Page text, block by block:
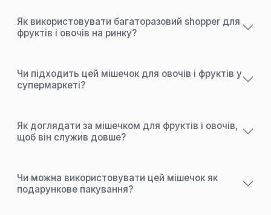
Як використовувати багаторазовий shopper для
фруктів і овочів на ринку?
Чи підходить цей мішечок для овочів і фруктів у
супермаркеті?
Як доглядати за мішечком для фруктів і овочів,
щоб він служив довше?
Чи можна використовувати цей мішечок як
подарункове пакування?